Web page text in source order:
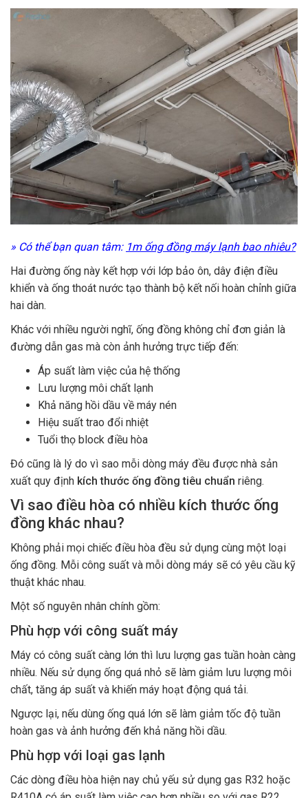
» Có thể bạn quan tâm: 1m ống đồng máy lạnh bao nhiêu?
Hai đường ống này kết hợp với lớp bảo ôn, dây điện điều
khiển và ống thoát nước tạo thành bộ kết nối hoàn chỉnh giữa
hai dàn.
Khác với nhiều người nghĩ, ống đồng không chỉ đơn giản là
đường dẫn gas mà còn ảnh hưởng trực tiếp đến:
Áp suất làm việc của hệ thống
Lưu lượng môi chất lạnh
Khả năng hồi dầu về máy nén
Hiệu suất trao đổi nhiệt
Tuổi thọ block điều hòa
Đó cũng là lý do vì sao mỗi dòng máy đều được nhà sản
xuất quy định kích thước ống đồng tiêu chuẩn riêng.
Vì sao điều hòa có nhiều kích thước ống
đồng khác nhau?
Không phải mọi chiếc điều hòa đều sử dụng cùng một loại
ống đồng. Mỗi công suất và mỗi dòng máy sẽ có yêu cầu kỹ
thuật khác nhau.
Một số nguyên nhân chính gồm:
Phù hợp với công suất máy
Máy có công suất càng lớn thì lưu lượng gas tuần hoàn càng
nhiều. Nếu sử dụng ống quá nhỏ sẽ làm giảm lưu lượng môi
chất, tăng áp suất và khiến máy hoạt động quá tải.
Ngược lại, nếu dùng ống quá lớn sẽ làm giảm tốc độ tuần
hoàn gas và ảnh hưởng đến khả năng hồi dầu.
Phù hợp với loại gas lạnh
Các dòng điều hòa hiện nay chủ yếu sử dụng gas R32 hoặc